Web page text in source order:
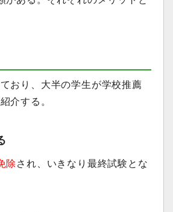
おり、大半の学生が学校推薦
介する。
除 され、いきなり最終試験とな